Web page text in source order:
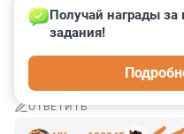
ОТВЕТИТЬ
Гость
Коммуналки в которых
ОТВЕТИТЬ
Получай награды за
задания!